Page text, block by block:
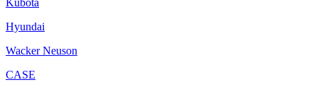
Kubota
Hyundai
Wacker Neuson
CASE